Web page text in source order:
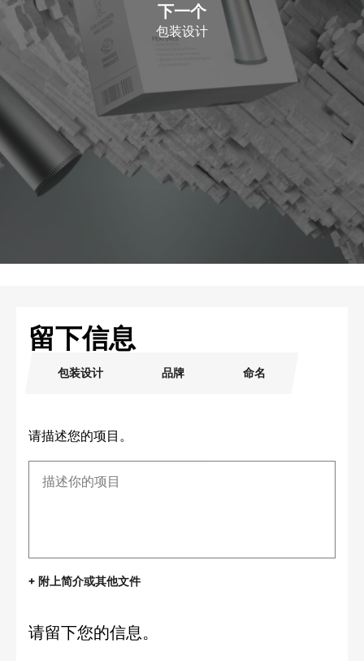
下一个
包装设计
留下信息
包装设计 品牌 命名
请描述您的项目。
+ 附上简介或其他文件
请留下您的信息。